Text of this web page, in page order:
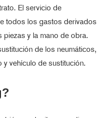
El servicio de
todos los gastos derivados
piezas y la mano de obra.
de los neumáticos,
vehículo de sustitución.